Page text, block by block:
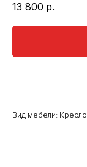
13 800 р.
Вид мебели: Кресло